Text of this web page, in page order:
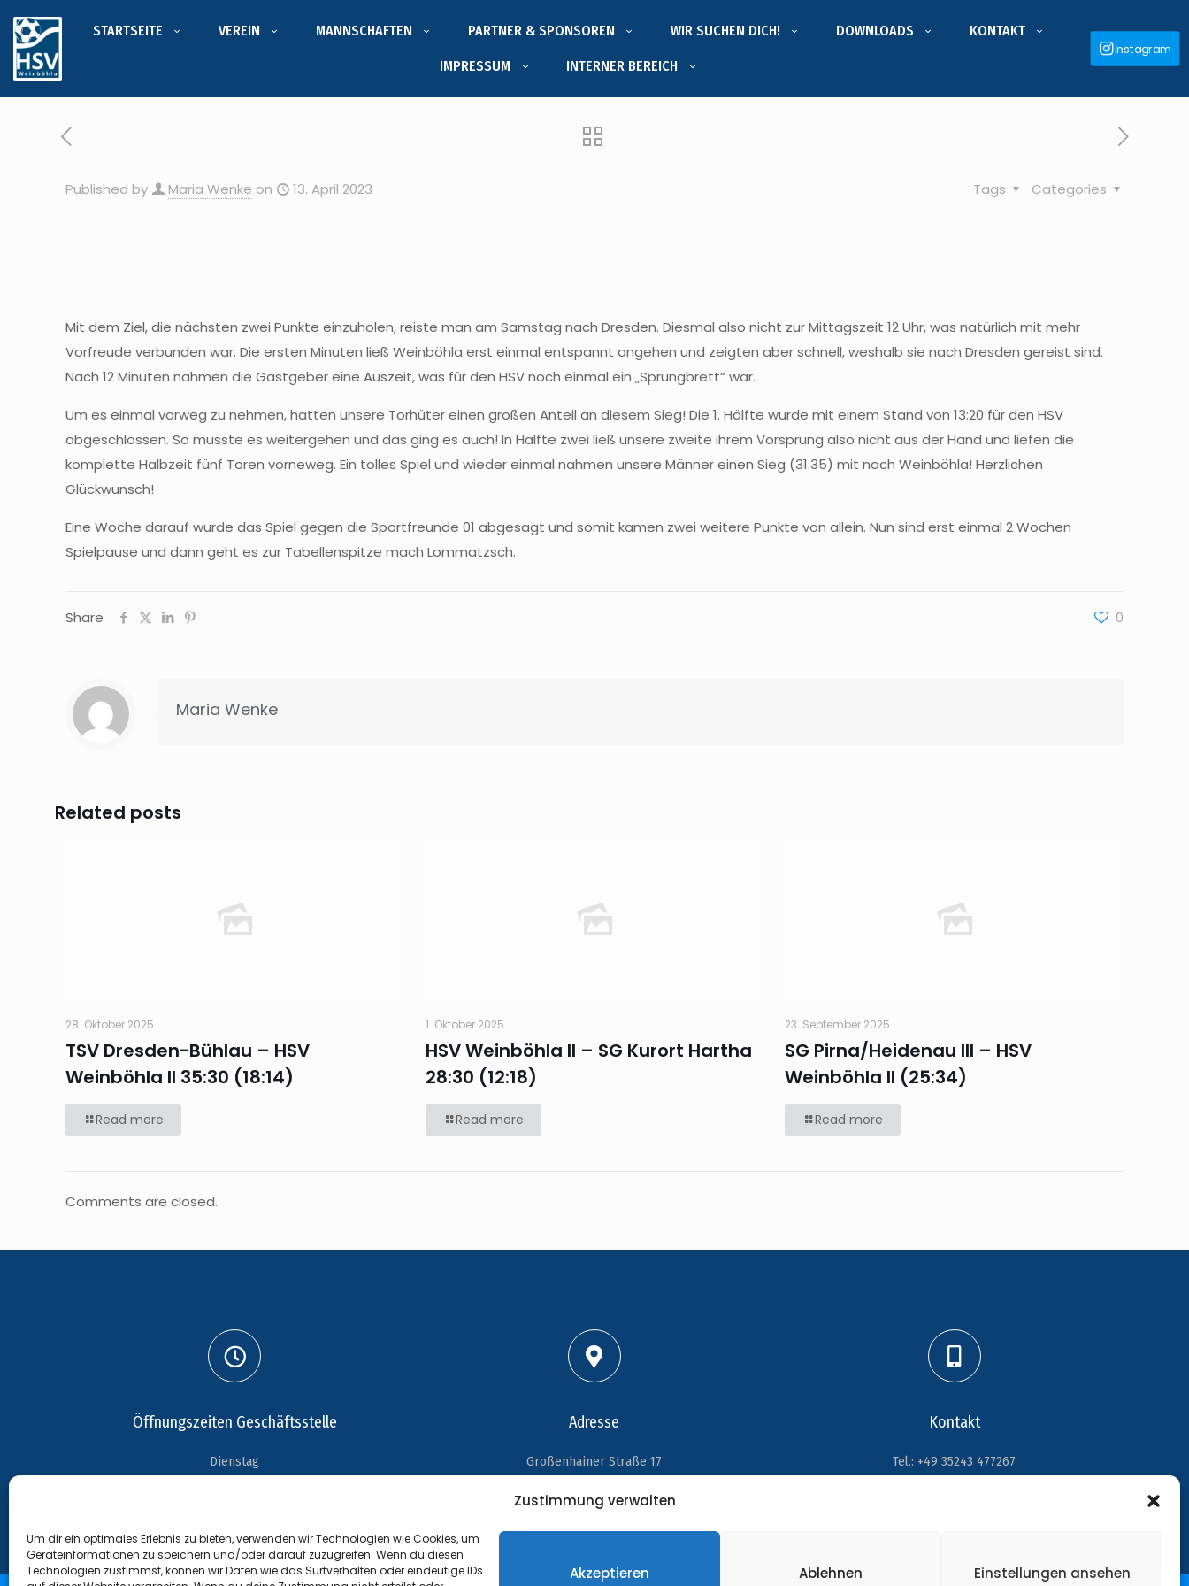
Zustimmung verwalten
Um dir ein optimales Erlebnis zu bieten, verwenden wir Technologien wie Cookies, um
Geräteinformationen zu speichern und/oder darauf zuzugreifen. Wenn du diesen
Technologien zustimmst, können wir Daten wie das Surfverhalten oder eindeutige IDs
Akzeptieren Ablehnen Einstellungen ansehen
STARTSEITE VEREIN MANNSCHAFTEN PARTNER & SPONSOREN WIR SUCHEN DICH! DOWNLOADS KONTAKT
IMPRESSUM INTERNER BEREICH
Instagram
Published by Maria Wenke on 13. April 2023 Categories
Tags
Mit dem Ziel, die nächsten zwei Punkte einzuholen, reiste man am Samstag nach Dresden. Diesmal also nicht zur Mittagszeit 12 Uhr, was natürlich mit mehr
Vorfreude verbunden war. Die ersten Minuten ließ Weinböhla erst einmal entspannt angehen und zeigten aber schnell, weshalb sie nach Dresden gereist sind.
Nach 12 Minuten nahmen die Gastgeber eine Auszeit, was für den HSV noch einmal ein „Sprungbrett“ war.
Um es einmal vorweg zu nehmen, hatten unsere Torhüter einen großen Anteil an diesem Sieg! Die 1. Hälfte wurde mit einem Stand von 13:20 für den HSV
abgeschlossen. So müsste es weitergehen und das ging es auch! In Hälfte zwei ließ unsere zweite ihrem Vorsprung also nicht aus der Hand und liefen die
komplette Halbzeit fünf Toren vorneweg. Ein tolles Spiel und wieder einmal nahmen unsere Männer einen Sieg (31:35) mit nach Weinböhla! Herzlichen
Glückwunsch!
Eine Woche darauf wurde das Spiel gegen die Sportfreunde 01 abgesagt und somit kamen zwei weitere Punkte von allein. Nun sind erst einmal 2 Wochen
Spielpause und dann geht es zur Tabellenspitze mach Lommatzsch.
Share 0
Maria Wenke
Related posts
28. Oktober 2025
TSV Dresden-Bühlau – HSV
Weinböhla II 35:30 (18:14)
Read more
1. Oktober 2025
HSV Weinböhla II – SG Kurort Hartha
28:30 (12:18)
Read more
23. September 2025
SG Pirna/Heidenau III – HSV
Weinböhla II (25:34)
Read more
Comments are closed.
Öffnungszeiten Geschäftsstelle
Dienstag
Adresse
Großenhainer Straße 17
Kontakt
Tel.: +49 35243 477267
Impressum